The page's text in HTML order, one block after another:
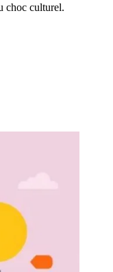
choc culturel.